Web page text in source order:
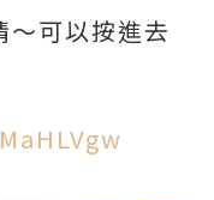
可以按進去